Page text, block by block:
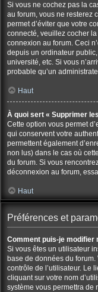
Si vous ne cochez pas la
au forum, vous ne resterez
permet d’éviter que votre
connecté, veuillez cocher
connexion au forum. Ceci
depuis un ordinateur
université, etc. Si vous
probable qu’un
Haut
À quoi sert « Supprimer
Cette option vous permet
qui conservent votre
permettent également
non lus) dans le cas où
du forum. Si vous
déconnexion au forum,
Haut
Préférences et
Comment puis-je modifier
Si vous êtes un utilisateur
base de données du
contrôle de l’utilisateur. Le
cliquant sur votre nom
système vous permettra de